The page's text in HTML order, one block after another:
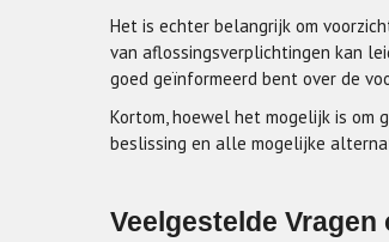
Het is echter belangrijk om
van aflossingsverplichtingen kan
goed geïnformeerd bent over de
Kortom, hoewel het mogelijk is om
beslissing en alle mogelijke
Veelgestelde